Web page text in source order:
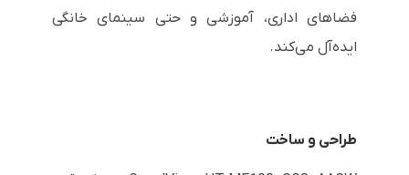
فضاهای اداری، آموزشی و حتی سینمای خانگی
ایده‌آل می‌کند.
طراحی و ساخت